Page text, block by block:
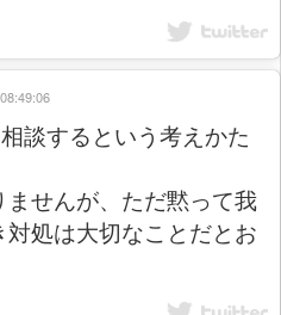
談するという考えかた
せんが、ただ黙って我
処は大切なことだとお